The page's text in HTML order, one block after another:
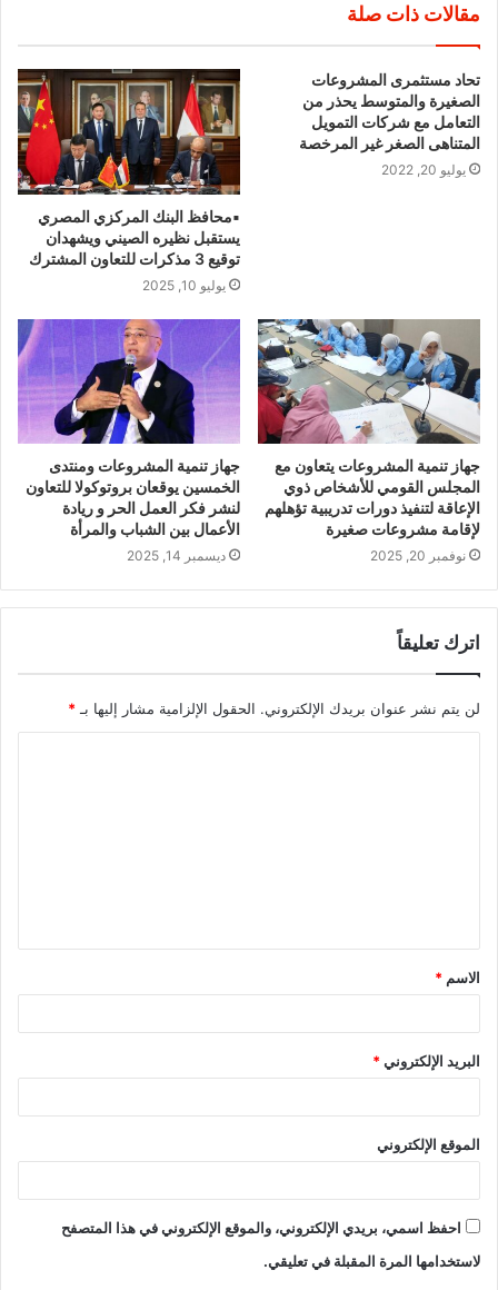
مقالات ذات صلة
تحاد مستثمرى المشروعات
الصغيرة والمتوسط يحذر من
التعامل مع شركات التمويل
المتناهى الصغر غير المرخصة
يوليو 20, 2022
▪︎محافظ البنك المركزي المصري
يستقبل نظيره الصيني ويشهدان
توقيع 3 مذكرات للتعاون المشترك
يوليو 10, 2025
جهاز تنمية المشروعات يتعاون مع
المجلس القومي للأشخاص ذوي
الإعاقة لتنفيذ دورات تدريبية تؤهلهم
لإقامة مشروعات صغيرة
نوفمبر 20, 2025
جهاز تنمية المشروعات ومنتدى
الخمسين يوقعان بروتوكولا للتعاون
لنشر فكر العمل الحر و ريادة
الأعمال بين الشباب والمرأة
ديسمبر 14, 2025
اترك تعليقاً
لن يتم نشر عنوان بريدك الإلكتروني. الحقول الإلزامية مشار إليها بـ*
ق
*
الاسم *
البريد الإلكتروني*
الموقع الإلكتروني
احفظ اسمي، بريدي الإلكتروني، والموقع الإلكتروني في هذا المتصفح
لاستخدامها المرة المقبلة في تعليقي.